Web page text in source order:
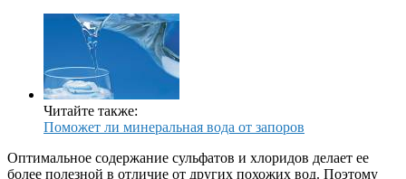
Читайте также:
Поможет ли минеральная вода от запоров
Оптимальное содержание сульфатов и хлоридов делает ее
более полезной в отличие от других похожих вод. Поэтому